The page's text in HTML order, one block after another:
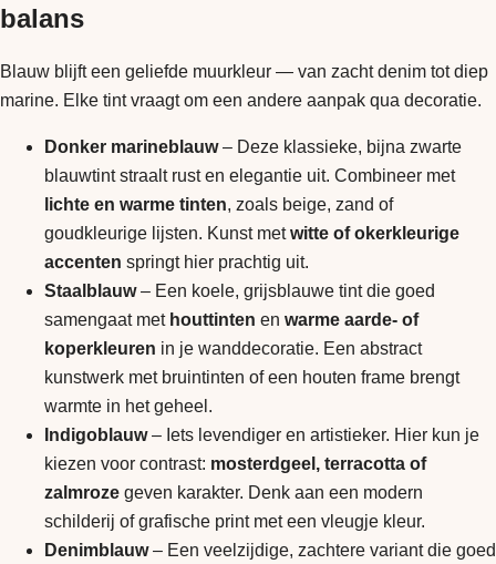
balans
Blauw blijft een geliefde muurkleur — van zacht denim tot diep
marine. Elke tint vraagt om een andere aanpak qua decoratie.
Donker marineblauw– Deze klassieke, bijna zwarte
blauwtint straalt rust en elegantie uit. Combineer met
lichte en warme tinten, zoals beige, zand of
goudkleurige lijsten. Kunst metwitte of okerkleurige
accenten springt hier prachtig uit.
Staalblauw– Een koele, grijsblauwe tint die goed
samengaat met houttinten en warme aarde- of
koperkleuren in je wanddecoratie. Een abstract
kunstwerk met bruintinten of een houten frame brengt
warmte in het geheel.
Indigoblauw– Iets levendiger en artistieker. Hier kun je
kiezen voor contrast: mosterdgeel, terracotta of
zalmroze geven karakter. Denk aan een modern
schilderij of grafische print met een vleugje kleur.
Denimblauw– Een veelzijdige, zachtere variant die goed